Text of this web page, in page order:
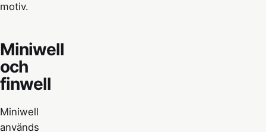
motiv.
Miniwell
och
finwell
Miniwell
används